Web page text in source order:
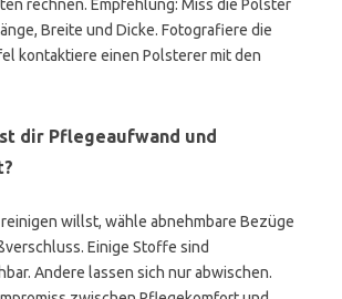
rechnen. Empfehlung: Miss die Polster
Breite und Dicke. Fotografiere die
kontaktiere einen Polsterer mit den
dir Pflegeaufwand und
willst, wähle abnehmbare Bezüge
Einige Stoffe sind
Andere lassen sich nur abwischen.